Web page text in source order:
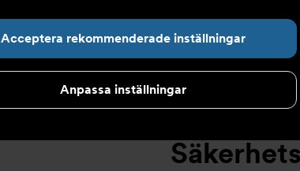
Acceptera rekommenderade inställningar
Anpassa inställningar